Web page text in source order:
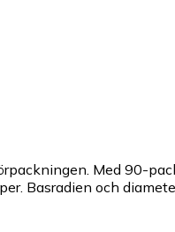
Med 90-
Basradien och